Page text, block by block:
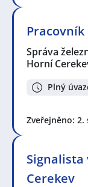
Správa
Horní
Plný
Zveřejněno: 2.
Cerekev